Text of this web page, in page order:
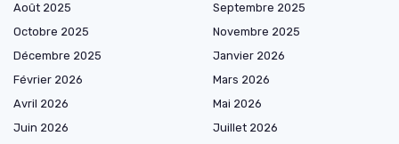
Août 2025
Septembre 2025
Octobre 2025
Novembre 2025
Décembre 2025
Janvier 2026
Février 2026
Mars 2026
Avril 2026
Mai 2026
Juin 2026
Juillet 2026